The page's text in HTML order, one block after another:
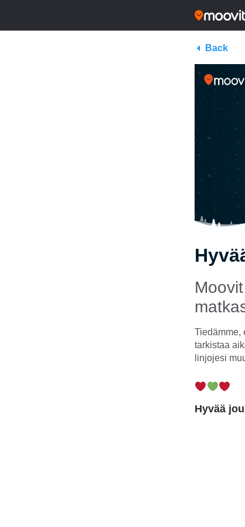
Back
Tiedämme,
tarkistaa
linjojesi
Hyvää